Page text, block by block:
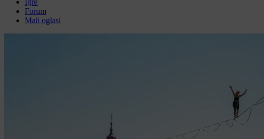
Igre
Forum
Mali oglasi